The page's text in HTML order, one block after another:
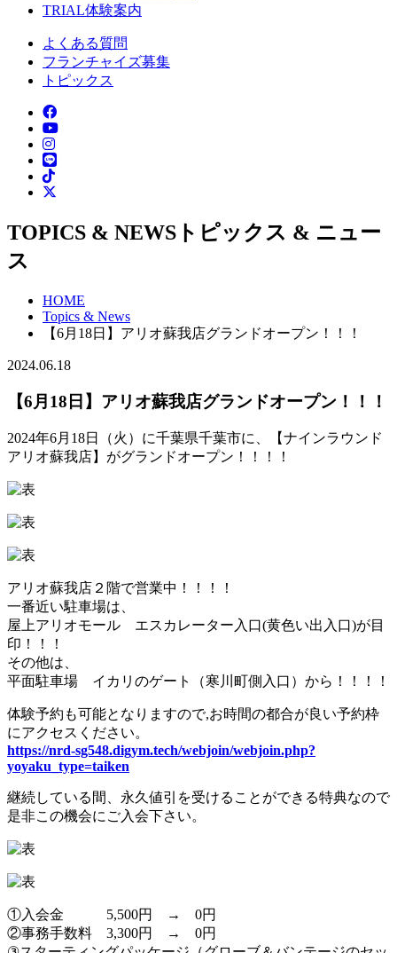
TRIAL体験案内
よくある質問
フランチャイズ募集
トピックス
TOPICS & NEWS トピックス & ニュー
ス
HOME
Topics & News
【6月18日】アリオ蘇我店グランドオープン！！！
2024.06.18
【6月18日】アリオ蘇我店グランドオープン！！！
2024年6月18日（火）に千葉県千葉市に、【ナインラウンド
アリオ蘇我店】がグランドオープン！！！！
アリオ蘇我店２階で営業中！！！！
一番近い駐車場は、
屋上アリオモール エスカレーター入口(黄色い出入口)が目
印！！！
その他は、
平面駐車場 イカリのゲート（寒川町側入口）から！！！！
体験予約も可能となりますので,お時間の都合が良い予約枠
にアクセスください。
https://nrd-sg548.digym.tech/webjoin/webjoin.php?
yoyaku_type=taiken
継続している間、永久値引を受けることができる特典なので
是非この機会にご入会下さい。
①入会金 5,500円 → 0円
②事務手数料 3,300円 → 0円